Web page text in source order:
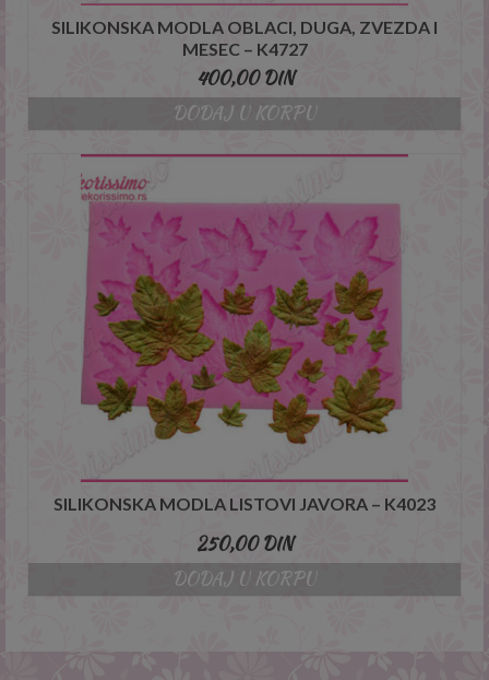
SILIKONSKA MODLA OBLACI, DUGA, ZVEZDA I
MESEC – K4727
400,00DIN
DODAJ U KORPU
SILIKONSKA MODLA LISTOVI JAVORA – K4023
250,00DIN
DODAJ U KORPU